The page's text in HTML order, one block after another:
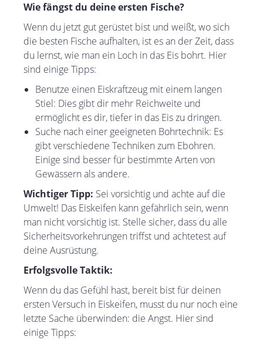
Wie fängst du deine ersten Fische?
Wenn du jetzt gut gerüstet bist und weißt, wo sich
die besten Fische aufhalten, ist es an der Zeit, dass
du lernst, wie man ein Loch in das Eis bohrt. Hier
sind einige Tipps:
Benutze einen Eiskraftzeug mit einem langen
Stiel: Dies gibt dir mehr Reichweite und
ermöglicht es dir, tiefer in das Eis zu dringen.
Suche nach einer geeigneten Bohrtechnik: Es
gibt verschiedene Techniken zum Ebohren.
Einige sind besser für bestimmte Arten von
Gewässern als andere.
Wichtiger Tipp: Sei vorsichtig und achte auf die
Umwelt! Das Eiskeifen kann gefährlich sein, wenn
man nicht vorsichtig ist. Stelle sicher, dass du alle
Sicherheitsvorkehrungen triffst und achtetest auf
deine Ausrüstung.
Erfolgsvolle Taktik:
Wenn du das Gefühl hast, bereit bist für deinen
ersten Versuch in Eiskeifen, musst du nur noch eine
letzte Sache überwinden: die Angst. Hier sind
einige Tipps: